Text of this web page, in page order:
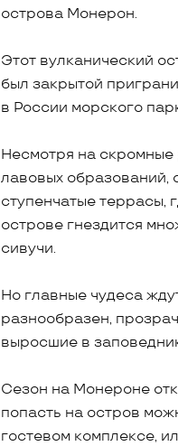
острова Монерон.
Этот вулканический
был закрытой
в России морского
Несмотря на скромные
лавовых образований,
ступенчатые террасы,
острове гнездится
сивучи.
Но главные чудеса
разнообразен,
выросшие в
Сезон на Монероне
попасть на остров
гостевом комплексе,